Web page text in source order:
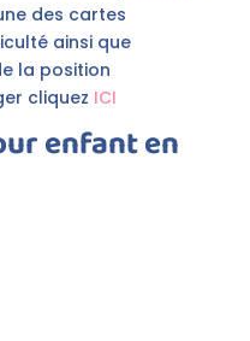
des cartes
ainsi que
la position
cliquez ICI
enfant en